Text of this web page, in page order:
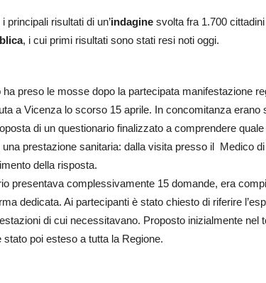
principali risultati di un’indagine svolta fra 1.700
, i cui primi risultati sono stati resi noti oggi.
ha preso le mosse dopo la partecipata manifestazione
a Vicenza lo scorso 15 aprile. In concomitanza erano
di un questionario finalizzato a comprendere
una prestazione sanitaria: dalla visita presso il Medico
della risposta.
presentava complessivamente 15 domande, era
dedicata. Ai partecipanti è stato chiesto di riferire
di cui necessitavano. Proposto inizialmente nel
stato poi esteso a tutta la Regione.